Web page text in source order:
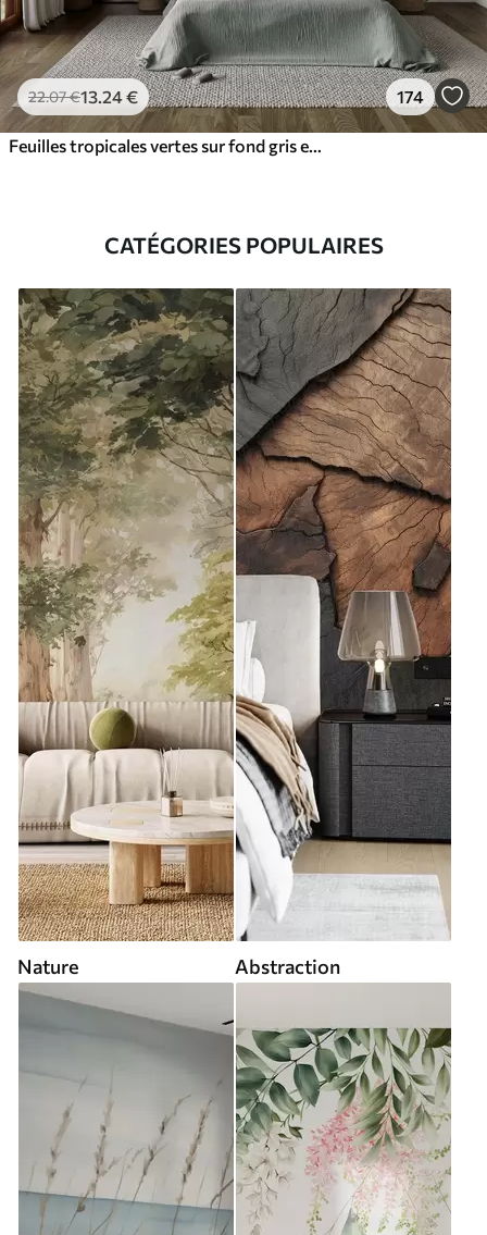
22.07€13.24€ 174
Feuilles tropicales vertes sur fond gris et blanc
CATÉGORIES POPULAIRES
Nature Abstraction